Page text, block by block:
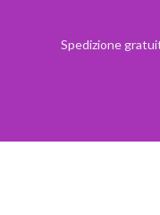
Spedizione